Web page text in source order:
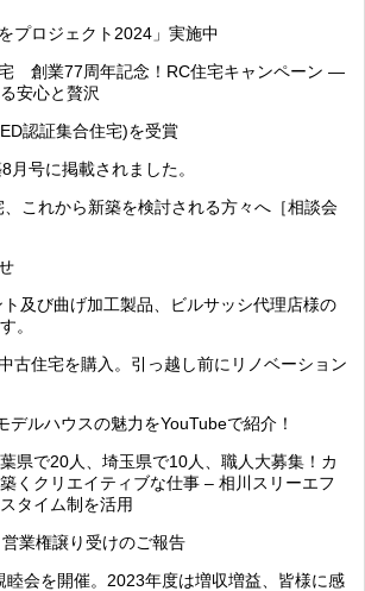
プロジェクト2024」実施中
創業77周年記念！RC住宅キャンペーン ―
安心と贅沢
認証集合住宅)を受賞
月号に掲載されました。
これから新築を検討される方々へ［相談会
及び曲げ加工製品、ビルサッシ代理店様の
。
古住宅を購入。引っ越し前にリノベーション
デルハウスの魅力をYouTubeで紹介！
県で20人、埼玉県で10人、職人大募集！カ
くクリエイティブな仕事 – 相川スリーエフ
タイム制を活用
業権譲り受けのご報告
睦会を開催。2023年度は増収増益、皆様に感